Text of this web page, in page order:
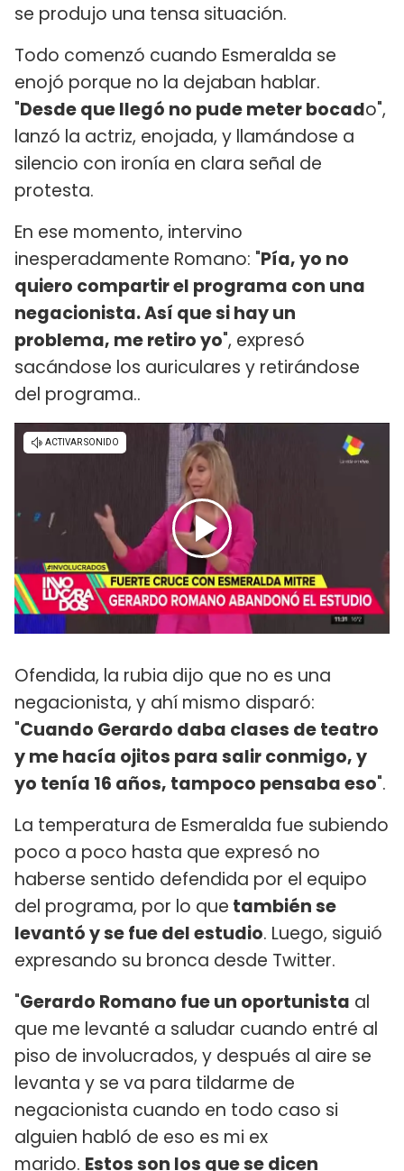
se produjo una tensa situación.
Todo comenzó cuando Esmeralda se
enojó porque no la dejaban hablar.
"Desde que llegó no pude meter bocado",
lanzó la actriz, enojada, y llamándose a
silencio con ironía en clara señal de
protesta.
En ese momento, intervino
inesperadamente Romano: "Pía, yo no
quiero compartir el programa con una
negacionista. Así que si hay un
problema, me retiro yo", expresó
sacándose los auriculares y retirándose
del programa..
Ofendida, la rubia dijo que no es una
negacionista, y ahí mismo disparó:
"Cuando Gerardo daba clases de teatro
y me hacía ojitos para salir conmigo, y
yo tenía 16 años, tampoco pensaba eso".
La temperatura de Esmeralda fue subiendo
poco a poco hasta que expresó no
haberse sentido defendida por el equipo
del programa, por lo que también se
levantó y se fue del estudio. Luego, siguió
expresando su bronca desde Twitter.
"Gerardo Romano fue un oportunista al
que me levanté a saludar cuando entré al
piso de involucrados, y después al aire se
levanta y se va para tildarme de
negacionista cuando en todo caso si
alguien habló de eso es mi ex
marido. Estos son los que se dicen